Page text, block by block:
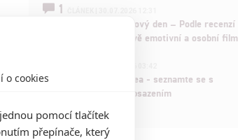
1
Spider-Man: Zbrusu nový den – Podle recenzí
máme čekat překvapivě emotivní a osobní film
Velké preview: Odyssea - seznamte se s
maximálně nabitým obsazením
o cookies
pomocí tlačítek
přepínače, který